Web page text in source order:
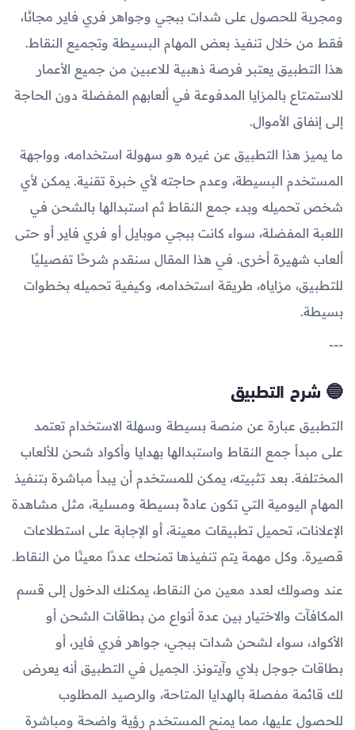
ومجربة للحصول على شدات ببجي وجواهر فري فاير مجانًا،
فقط من خلال تنفيذ بعض المهام البسيطة وتجميع النقاط.
هذا التطبيق يعتبر فرصة ذهبية للاعبين من جميع الأعمار
للاستمتاع بالمزايا المدفوعة في ألعابهم المفضلة دون الحاجة
إلى إنفاق الأموال.
ما يميز هذا التطبيق عن غيره هو سهولة استخدامه، وواجهة
المستخدم البسيطة، وعدم حاجته لأي خبرة تقنية. يمكن لأي
شخص تحميله وبدء جمع النقاط ثم استبدالها بالشحن في
اللعبة المفضلة، سواء كانت ببجي موبايل أو فري فاير أو حتى
ألعاب شهيرة أخرى. في هذا المقال سنقدم شرحًا تفصيليًا
للتطبيق، مزاياه، طريقة استخدامه، وكيفية تحميله بخطوات
بسيطة.
---
🔵 شرح التطبيق
التطبيق عبارة عن منصة بسيطة وسهلة الاستخدام تعتمد
على مبدأ جمع النقاط واستبدالها بهدايا وأكواد شحن للألعاب
المختلفة. بعد تثبيته، يمكن للمستخدم أن يبدأ مباشرة بتنفيذ
المهام اليومية التي تكون عادةً بسيطة ومسلية، مثل مشاهدة
الإعلانات، تحميل تطبيقات معينة، أو الإجابة على استطلاعات
قصيرة. وكل مهمة يتم تنفيذها تمنحك عددًا معينًا من النقاط.
عند وصولك لعدد معين من النقاط، يمكنك الدخول إلى قسم
المكافآت والاختيار بين عدة أنواع من بطاقات الشحن أو
الأكواد، سواء لشحن شدات ببجي، جواهر فري فاير، أو
بطاقات جوجل بلاي وآيتونز. الجميل في التطبيق أنه يعرض
لك قائمة مفصلة بالهدايا المتاحة، والرصيد المطلوب
للحصول عليها، مما يمنح المستخدم رؤية واضحة ومباشرة